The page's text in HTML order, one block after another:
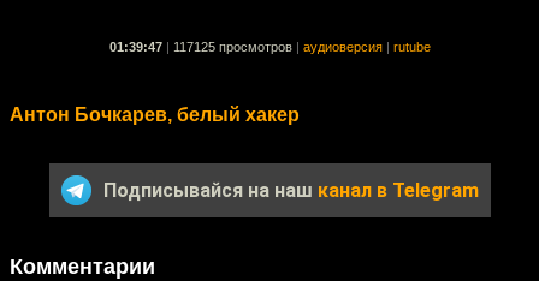
01:39:47 117125 просмотров аудиоверсия rutube
Антон Бочкарев, белый хакер
Подписывайся на наш канал в Telegram
Комментарии